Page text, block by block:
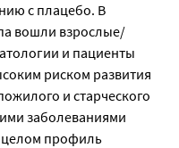
с плацебо. В
вошли взрослые/
и пациенты
риском развития
и старческого
заболеваниями
целом профиль